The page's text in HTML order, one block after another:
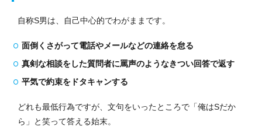
自称S男は、自己中心的でわがままです。
面倒くさがって電話やメールなどの連絡を怠る
真剣な相談をした質問者に罵声のようなきつい回答で返す
平気で約束をドタキャンする
どれも最低行為ですが、文句をいったところで「俺はSだか
ら」と笑って答える始末。